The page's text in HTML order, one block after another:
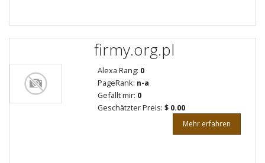
firmy.org.pl
Alexa Rang: 0
PageRank: n-a
Gefällt mir: 0
Geschätzter Preis: $ 0.00
Mehr erfahren